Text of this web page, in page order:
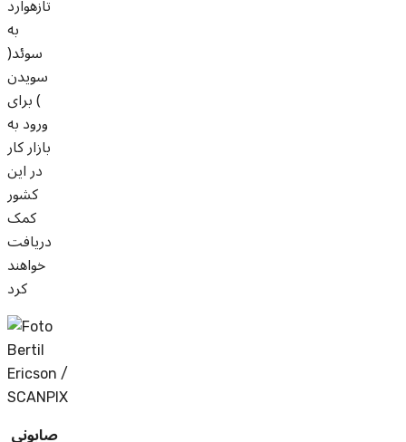
به
سوئد(
سويدن
) برای
ورود به
بازار کار
در این
کشور
کمک
دریافت
خواهند
کرد